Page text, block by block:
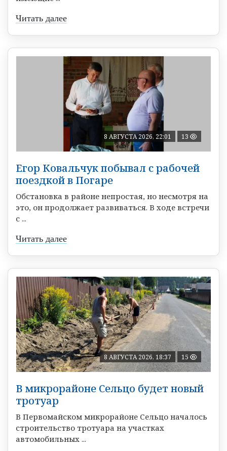
Читать далее
8 АВГУСТА 2026, 22:01 13
Егор Ковальчук побывал с рабочей
поездкой в Погаре
Обстановка в районе непростая, но несмотря на
это, он продолжает развиваться. В ходе встречи
с ...
Читать далее
8 АВГУСТА 2026, 18:37 15
В микрорайоне Сельцо будет новый
тротуар
В Первомайском микрорайоне Сельцо началось
строительство тротуара на участках
автомобильных ...